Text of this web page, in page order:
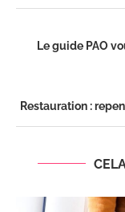
Le guide PAO
Restauration :